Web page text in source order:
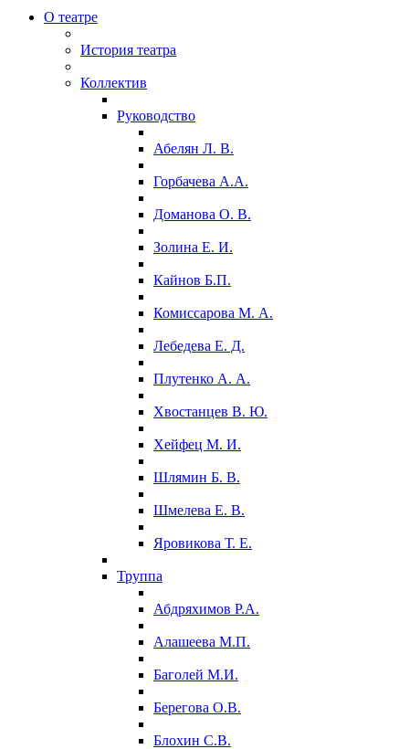
О театре
История театра
Коллектив
Руководство
Абелян Л. В.
Горбачева А.А.
Доманова О. В.
Золина Е. И.
Кайнов Б.П.
Комиссарова М. А.
Лебедева Е. Д.
Плутенко А. А.
Хвостанцев В. Ю.
Хейфец М. И.
Шлямин Б. В.
Шмелева Е. В.
Яровикова Т. Е.
Труппа
Абдряхимов Р.А.
Алашеева М.П.
Баголей М.И.
Берегова О.В.
Блохин С.В.